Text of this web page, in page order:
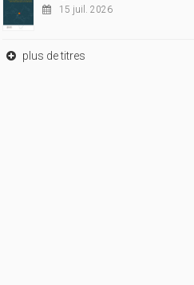
15 juil. 2026
plus de titres